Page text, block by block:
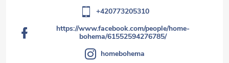
+420773205310
https://www.facebook.com/people/home-
bohema/61552594276785/
homebohema